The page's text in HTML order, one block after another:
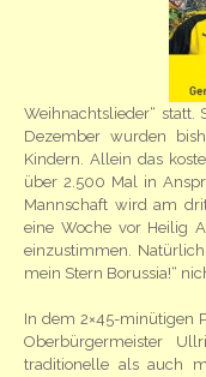
Weihnachtslieder“ statt.
Dezember wurden
Kindern. Allein das
über 2.500 Mal in
Mannschaft wird am
eine Woche vor Heilig
einzustimmen.
mein Stern Borussia!“
In dem 2×45-minütigen
Oberbürgermeister
traditionelle als auch